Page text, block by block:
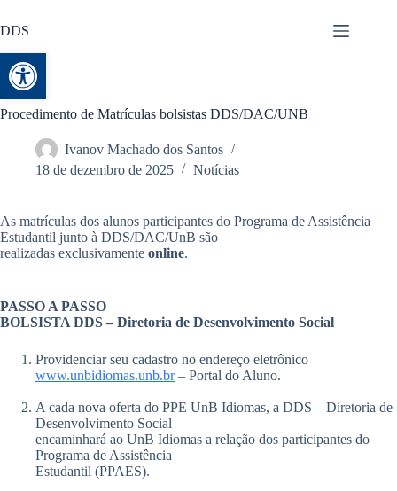
Abrir a barra de ferramentas
DDS
Procedimento de Matrículas bolsistas DDS/DAC/UNB
Ivanov Machado dos Santos
18 de dezembro de 2025
Notícias
As matrículas dos alunos participantes do Programa de Assistência
Estudantil junto à DDS/DAC/UnB são
realizadas exclusivamente online.
PASSO A PASSO
BOLSISTA DDS – Diretoria de Desenvolvimento Social
Providenciar seu cadastro no endereço eletrônico
www.unbidiomas.unb.br– Portal do Aluno.
A cada nova oferta do PPE UnB Idiomas, a DDS – Diretoria de
Desenvolvimento Social
encaminhará ao UnB Idiomas a relação dos participantes do
Programa de Assistência
Estudantil (PPAES).